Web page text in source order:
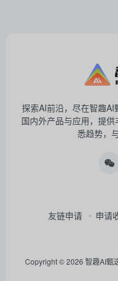
探索AI前沿，尽在智趣
国内外产品与应用，提
悉趋势，
友链申请 申请
Copyright © 2026 智趣AI甄